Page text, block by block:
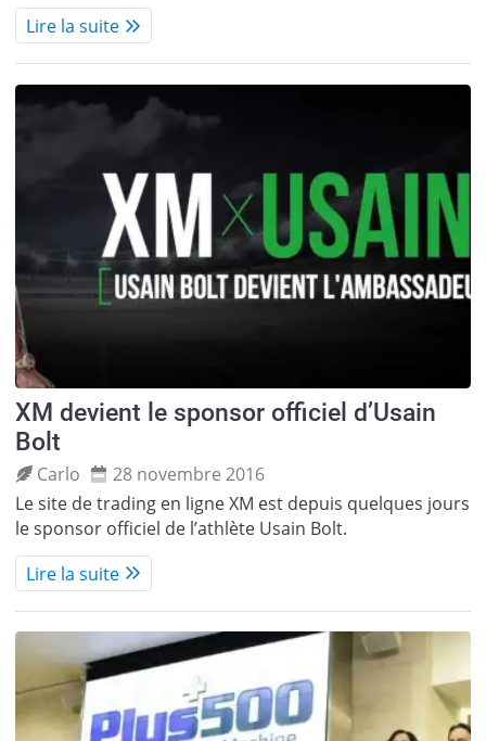
Lire la suite
XM devient le sponsor officiel d’Usain
Bolt
Carlo
28 novembre 2016
Le site de trading en ligne XM est depuis quelques jours
le sponsor officiel de l’athlète Usain Bolt.
Lire la suite